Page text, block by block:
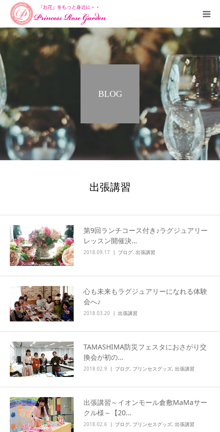
BLOG
出張講習
第9回ランチコース付き♪ラグジュアリー
レッスン開催決…
2018.09.17 ブログ, 出張講習
心も未来もラグジュアリーになれる体験
会へ♪
2018.03.20 出張講習
TAMASHIMA防災フェスタにおさがり交
換会が初の…
2018.02.9 ブログ, プリンセスグッズ, 出張講習
出張講習～イオンモール倉敷MaMaサー
クル様～【20…
2018.02.6 ブログ, プリンセスグッズ, 出張講習
PROFILE
COURSE
ORDERMADE